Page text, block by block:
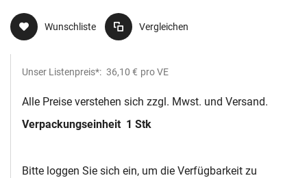
Wunschliste Vergleichen
Unser Listenpreis*: 36,10 € pro VE
Alle Preise verstehen sich zzgl. Mwst. und Versand.
Verpackungseinheit 1 Stk
Bitte loggen Sie sich ein, um die Verfügbarkeit zu